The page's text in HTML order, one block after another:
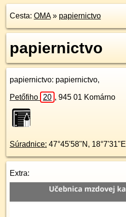
Cesta: OMA» papiernictvo
papiernictvo
papiernictvo: papiernictvo,
Petőfiho 20 , 945 01 Komárno
Súradnice: 47°45'58"N , 18°7'31"E
Extra: